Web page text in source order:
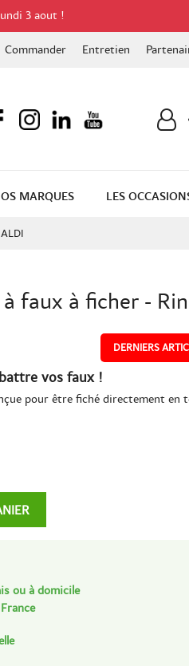
3 aout !
Commander Entretien
MARQUES LES
faux à ficher -
DERNIERS
vos faux !
pour être fiché directement en
ou à domicile